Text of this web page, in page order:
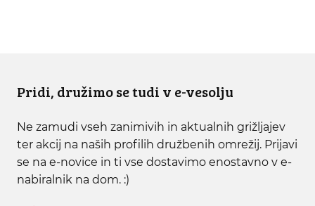
Pridi, družimo se tudi v e-vesolju
Ne zamudi vseh zanimivih in aktualnih grižljajev
ter akcij na naših profilih družbenih omrežij. Prijavi
se na e-novice in ti vse dostavimo enostavno v e-
nabiralnik na dom. :)